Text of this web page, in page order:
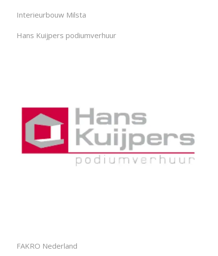
Interieurbouw Milsta
Hans Kuijpers podiumverhuur
FAKRO Nederland